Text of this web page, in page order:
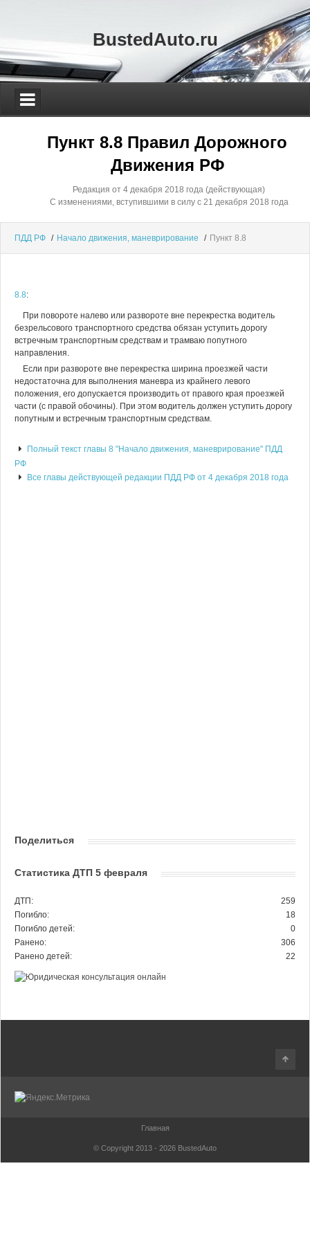
BustedAuto.ru
Пункт 8.8 Правил Дорожного
Движения РФ
Редакция от 4 декабря 2018 года (действующая)
С изменениями, вступившими в силу с 21 декабря 2018 года
ПДД РФ / Начало движения, маневрирование / Пункт 8.8
8.8:
При повороте налево или развороте вне перекрестка водитель
безрельсового транспортного средства обязан уступить дорогу
встречным транспортным средствам и трамваю попутного
направления.
Если при развороте вне перекрестка ширина проезжей части
недостаточна для выполнения маневра из крайнего левого
положения, его допускается производить от правого края проезжей
части (с правой обочины). При этом водитель должен уступить дорогу
попутным и встречным транспортным средствам.
Полный текст главы 8 "Начало движения, маневрирование" ПДД
РФ
Все главы действующей редакции ПДД РФ от 4 декабря 2018 года
Поделиться
Статистика ДТП 5 февраля
ДТП:
259
Погибло:
18
Погибло детей:
0
Ранено:
306
Ранено детей:
22
Главная
© Copyright 2013 - 2026 BustedAuto